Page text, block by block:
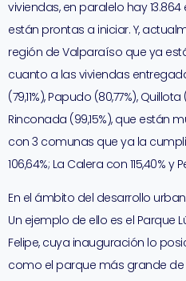
viviendas, en paralelo hay
están prontas a iniciar. Y,
región de Valparaíso que ya
cuanto a las viviendas
(79,11%), Papudo (80,77%),
Rinconada (99,15%), que están
con 3 comunas que ya la
106,64%; La Calera con 115,40% y
En el ámbito del desarrollo
Un ejemplo de ello es el Parque
Felipe, cuya inauguración lo
como el parque más grande de